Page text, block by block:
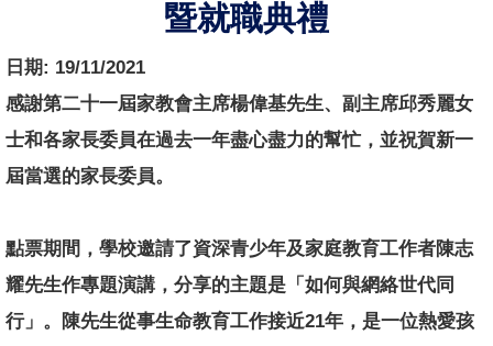
暨就職典禮
日期: 19/11/2021
感謝第二十一屆家教會主席楊偉基先生、副主席邱秀麗女
士和各家長委員在過去一年盡心盡力的幫忙，並祝賀新一
屆當選的家長委員。
點票期間，學校邀請了資深青少年及家庭教育工作者陳志
耀先生作專題演講，分享的主題是「如何與網絡世代同
行」。陳先生從事生命教育工作接近21年，是一位熱愛孩